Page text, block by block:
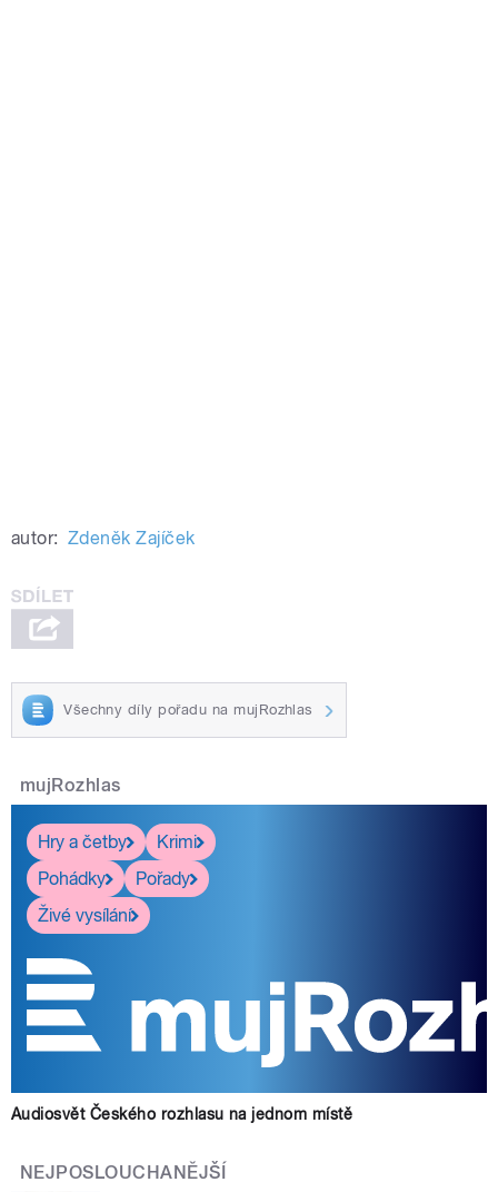
autor: Zdeněk Zajíček
Všechny díly pořadu na mujRozhlas
mujRozhlas
Hry a četby
Krimi
Pohádky
Pořady
Živé vysílání
Audiosvět Českého rozhlasu na jednom místě
NEJPOSLOUCHANĚJŠÍ